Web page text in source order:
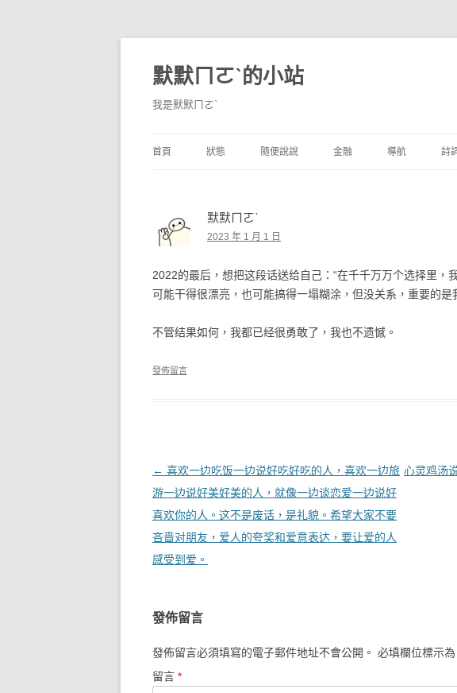
默默ㄇㄛˋ的小站
我是默默ㄇㄛˋ
首頁 狀態
獨白
隨便說說 金融
境外銀行
導航 詩
默默ㄇㄛˋ
2023 年 1 月 1 日
2022的最后，想把这段话送给自己：“在千千万万个选择里，
可能干得很漂亮，也可能搞得一塌糊涂，但没关系，重要的是
不管结果如何，我都已经很勇敢了，我也不遗憾。
發佈留言
文章導覽
← 喜欢一边吃饭一边说好吃好吃的人，喜欢一边旅
游一边说好美好美的人，就像一边谈恋爱一边说好
喜欢你的人。这不是废话，是礼貌。希望大家不要
吝啬对朋友，爱人的夸奖和爱意表达，要让爱的人
感受到爱。
心灵鸡汤
發佈留言
發佈留言必須填寫的電子郵件地址不會公開。 必填欄位標示為
留言 *